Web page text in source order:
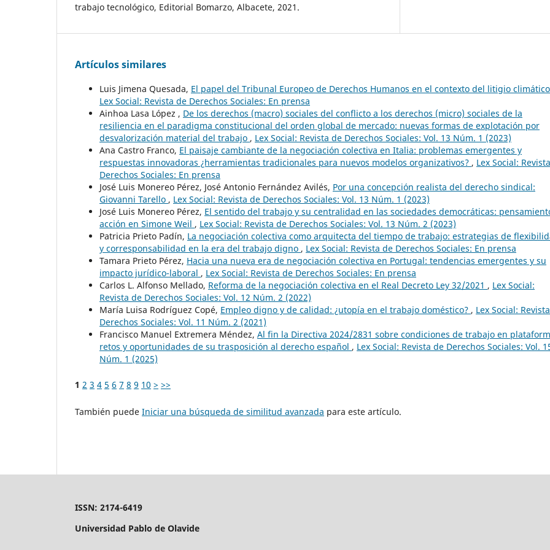
trabajo tecnológico, Editorial Bomarzo, Albacete, 2021.
Artículos similares
Luis Jimena Quesada, El papel del Tribunal Europeo de Derechos Humanos en el contexto del litigio climático
Lex Social: Revista de Derechos Sociales: En prensa
Ainhoa Lasa López , De los derechos (macro) sociales del conflicto a los derechos (micro) sociales de la
resiliencia en el paradigma constitucional del orden global de mercado: nuevas formas de explotación por
desvalorización material del trabajo , Lex Social: Revista de Derechos Sociales: Vol. 13 Núm. 1 (2023)
Ana Castro Franco, El paisaje cambiante de la negociación colectiva en Italia: problemas emergentes y
respuestas innovadoras ¿herramientas tradicionales para nuevos modelos organizativos? , Lex Social:
Derechos Sociales: En prensa
José Luis Monereo Pérez, José Antonio Fernández Avilés, Por una concepción realista del derecho sindical:
Giovanni Tarello , Lex Social: Revista de Derechos Sociales: Vol. 13 Núm. 1 (2023)
José Luis Monereo Pérez, El sentido del trabajo y su centralidad en las sociedades democráticas:
acción en Simone Weil , Lex Social: Revista de Derechos Sociales: Vol. 13 Núm. 2 (2023)
Patricia Prieto Padín, La negociación colectiva como arquitecta del tiempo de trabajo: estrategias de
y corresponsabilidad en la era del trabajo digno , Lex Social: Revista de Derechos Sociales: En prensa
Tamara Prieto Pérez, Hacia una nueva era de negociación colectiva en Portugal: tendencias emergentes y su
impacto jurídico-laboral , Lex Social: Revista de Derechos Sociales: En prensa
Carlos L. Alfonso Mellado, Reforma de la negociación colectiva en el Real Decreto Ley 32/2021 , Lex Social:
Revista de Derechos Sociales: Vol. 12 Núm. 2 (2022)
María Luisa Rodríguez Copé, Empleo digno y de calidad: ¿utopía en el trabajo doméstico? , Lex Social:
Derechos Sociales: Vol. 11 Núm. 2 (2021)
Francisco Manuel Extremera Méndez, Al fin la Directiva 2024/2831 sobre condiciones de trabajo en
retos y oportunidades de su trasposición al derecho español , Lex Social: Revista de Derechos Sociales: Vol.
Núm. 1 (2025)
1 2 3 4 5 6 7 8 9 10 > >>
También puede Iniciar una búsqueda de similitud avanzada para este artículo.
ISSN: 2174-6419
Universidad Pablo de Olavide